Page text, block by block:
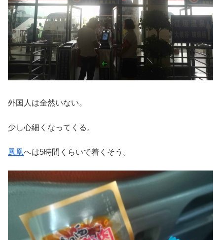
外国人は全然いない。
少し心細くなってくる。
鳳凰へは5時間くらいで着くそう。